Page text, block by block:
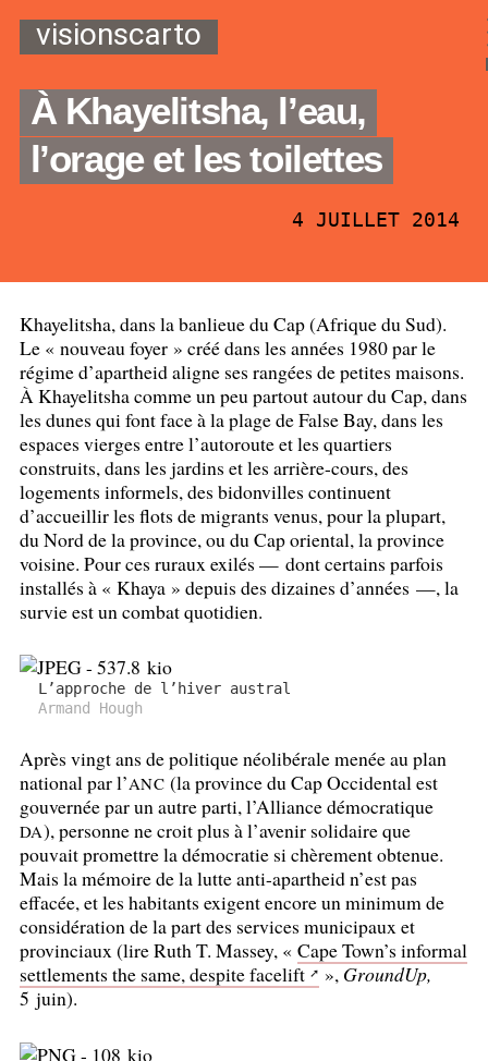
visionscarto
À Khayelitsha, l’eau,
l’orage et les toilettes
4 JUILLET 2014
Khayelitsha, dans la banlieue du Cap (Afrique du Sud).
Le « nouveau foyer » créé dans les années 1980 par le
régime d’apartheid aligne ses rangées de petites maisons.
À Khayelitsha comme un peu partout autour du Cap, dans
les dunes qui font face à la plage de False Bay, dans les
espaces vierges entre l’autoroute et les quartiers
construits, dans les jardins et les arrière-cours, des
logements informels, des bidonvilles continuent
d’accueillir les flots de migrants venus, pour la plupart,
du Nord de la province, ou du Cap oriental, la province
voisine. Pour ces ruraux exilés — dont certains parfois
installés à « Khaya » depuis des dizaines d’années —, la
survie est un combat quotidien.
L’approche de l’hiver austral
Armand Hough
Après vingt ans de politique néolibérale menée au plan
national par l’ANC (la province du Cap Occidental est
gouvernée par un autre parti, l’Alliance démocratique
DA), personne ne croit plus à l’avenir solidaire que
pouvait promettre la démocratie si chèrement obtenue.
Mais la mémoire de la lutte anti-apartheid n’est pas
effacée, et les habitants exigent encore un minimum de
considération de la part des services municipaux et
provinciaux (lire Ruth T. Massey, « Cape Town’s informal
settlements the same, despite facelift
», GroundUp,
5 juin).